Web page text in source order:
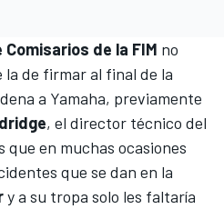
Comisarios de la FIM no
de firmar al final de la
a Yamaha, previamente
, el director técnico del
que en muchas ocasiones
que se dan en la
y a su tropa solo les faltaría